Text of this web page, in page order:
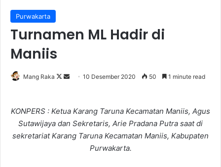
Purwakarta
Turnamen ML Hadir di
Maniis
Mang Raka
Follow
Send10 Desember 2020 50 1 minute read
KONPERS : Ketua Karang Taruna Kecamatan Maniis, Agus
Sutawijaya dan Sekretaris, Arie Pradana Putra saat di
sekretariat Karang Taruna Kecamatan Maniis, Kabupaten
Purwakarta.